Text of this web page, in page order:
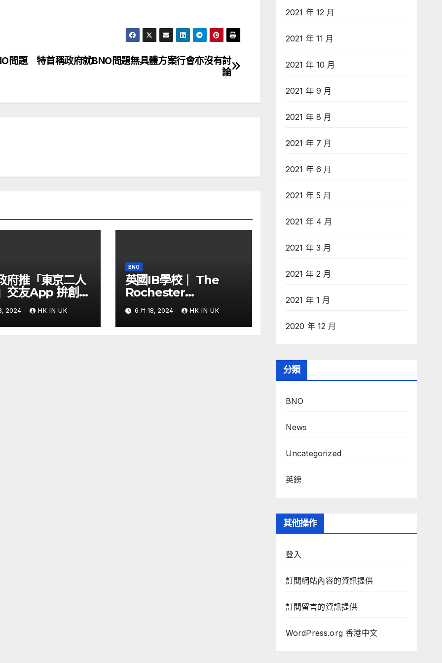
特首稱政府就BNO問題無具體方案行會亦沒有討
論
問題
府推「東京二人
交友App 拚創更
挽救結婚率與生
Yahoo Hong
2024 HK IN UK
BNO
英國IB學校｜ The
Rochester
Grammar School IB
課程全國第六少數獲認
證的Thinking School
6 月 18, 2024 HK IN UK
2021 年 12 月
2021 年 11 月
2021 年 10 月
2021 年 9 月
2021 年 8 月
2021 年 7 月
2021 年 6 月
2021 年 5 月
2021 年 4 月
2021 年 3 月
2021 年 2 月
2021 年 1 月
2020 年 12 月
分類
BNO
News
Uncategorized
英鎊
其他操作
登入
訂閱網站內容的資訊提供
訂閱留言的資訊提供
WordPress.org 香港中文